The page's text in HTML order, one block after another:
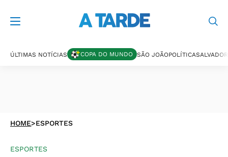
ÚLTIMAS NOTÍCIAS COPA DO MUNDO SÃO JOÃOPOLÍTICASALVADOR
HOME>ESPORTES
ESPORTES